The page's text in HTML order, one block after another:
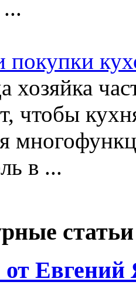
покупки
хозяйка
чтобы
в ...
статьи
Евгений